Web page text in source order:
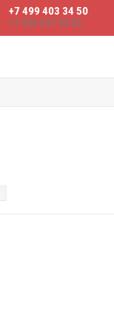
+7 499 403 34 50
+7 926 037 95 02